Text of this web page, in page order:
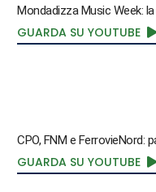
Mondadizza Music Week:
GUARDA SU YOUTUBE
CPO, FNM e FerrovieNord:
GUARDA SU YOUTUBE